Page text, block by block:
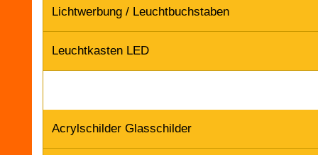
Lichtwerbung / Leuchtbuchstaben
Leuchtkasten LED
Acrylschilder Glasschilder